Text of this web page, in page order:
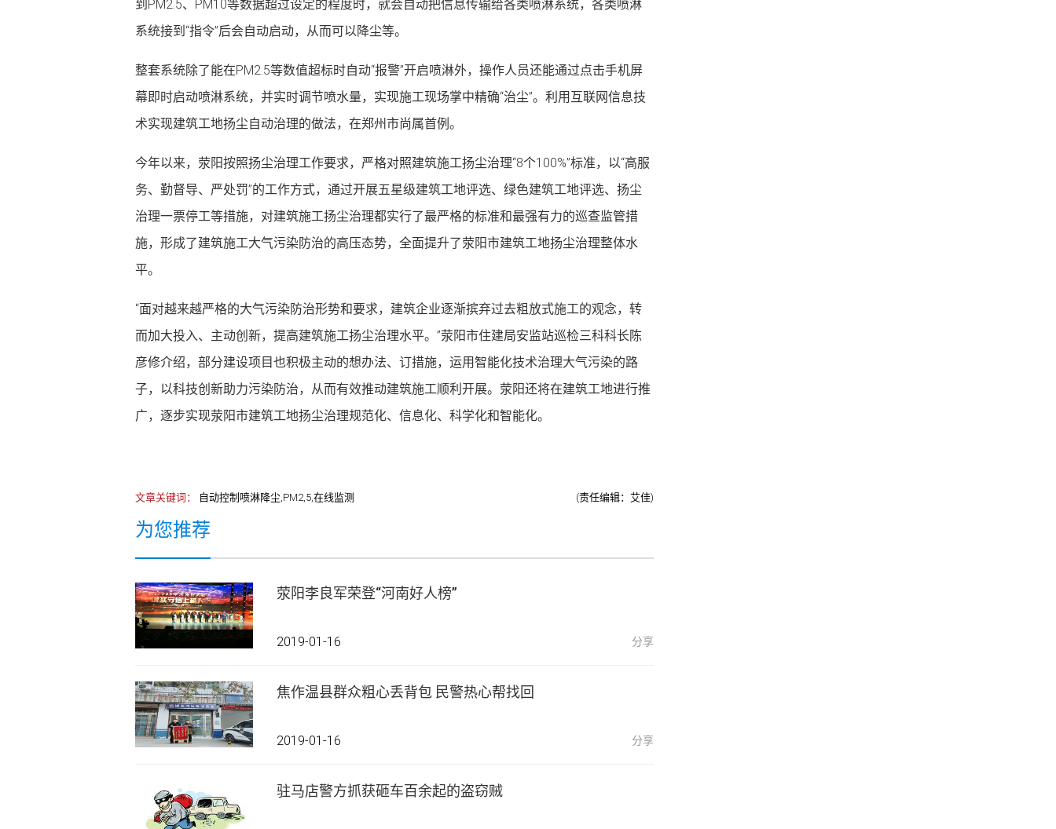
到PM2.5、PM10等数据超过设定的程度时，就会自动把信息传输给各类喷淋系统，各类喷淋
系统接到“指令”后会自动启动，从而可以降尘等。
整套系统除了能在PM2.5等数值超标时自动“报警”开启喷淋外，操作人员还能通过点击手机屏
幕即时启动喷淋系统，并实时调节喷水量，实现施工现场掌中精确“治尘”。利用互联网信息技
术实现建筑工地扬尘自动治理的做法，在郑州市尚属首例。
今年以来，荥阳按照扬尘治理工作要求，严格对照建筑施工扬尘治理“8个100%”标准，以“高服
务、勤督导、严处罚”的工作方式，通过开展五星级建筑工地评选、绿色建筑工地评选、扬尘
治理一票停工等措施，对建筑施工扬尘治理都实行了最严格的标准和最强有力的巡查监管措
施，形成了建筑施工大气污染防治的高压态势，全面提升了荥阳市建筑工地扬尘治理整体水
平。
“面对越来越严格的大气污染防治形势和要求，建筑企业逐渐摈弃过去粗放式施工的观念，转
而加大投入、主动创新，提高建筑施工扬尘治理水平。”荥阳市住建局安监站巡检三科科长陈
彦修介绍，部分建设项目也积极主动的想办法、订措施，运用智能化技术治理大气污染的路
子，以科技创新助力污染防治，从而有效推动建筑施工顺利开展。荥阳还将在建筑工地进行推
广，逐步实现荥阳市建筑工地扬尘治理规范化、信息化、科学化和智能化。
文章关键词： 自动控制喷淋降尘,PM2,5,在线监测 (责任编辑：艾佳)
为您推荐
荥阳李良军荣登“河南好人榜”
2019-01-16 分享
焦作温县群众粗心丢背包 民警热心帮找回
2019-01-16 分享
驻马店警方抓获砸车百余起的盗窃贼